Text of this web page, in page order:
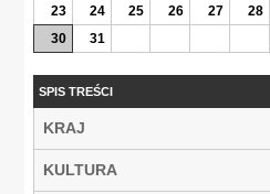
23
24 25 26 27 28
30
31
SPIS TREŚCI
KRAJ
KULTURA